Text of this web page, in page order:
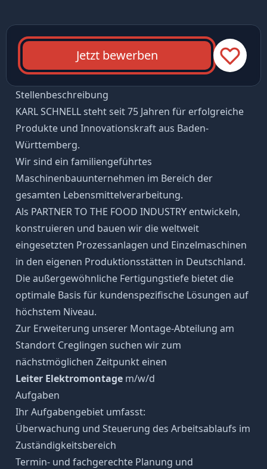
Jetzt bewerben
Stellenbeschreibung
KARL SCHNELL steht seit 75 Jahren für erfolgreiche
Produkte und Innovationskraft aus Baden-
Württemberg.
Wir sind ein familiengeführtes
Maschinenbauunternehmen im Bereich der
gesamten Lebensmittelverarbeitung.
Als PARTNER TO THE FOOD INDUSTRY entwickeln,
konstruieren und bauen wir die weltweit
eingesetzten Prozessanlagen und Einzelmaschinen
in den eigenen Produktionsstätten in Deutschland.
Die außergewöhnliche Fertigungstiefe bietet die
optimale Basis für kundenspezifische Lösungen auf
höchstem Niveau.
Zur Erweiterung unserer Montage-Abteilung am
Standort Creglingen suchen wir zum
nächstmöglichen Zeitpunkt einen
Leiter Elektromontagem/w/d
Aufgaben
Ihr Aufgabengebiet umfasst:
Überwachung und Steuerung des Arbeitsablaufs im
Zuständigkeitsbereich
Termin- und fachgerechte Planung und